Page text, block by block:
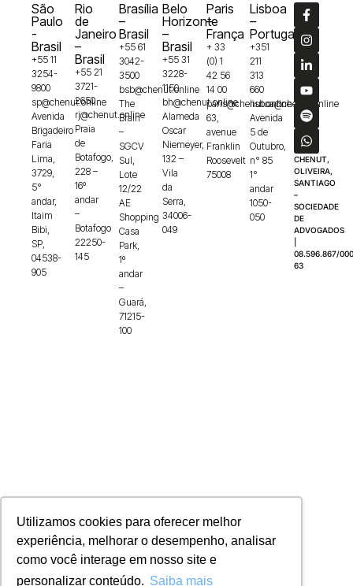
Utilizamos cookies para oferecer melhor
experiência, melhorar o desempenho, analisar
como você interage em nosso site e
personalizar conteúdo. Saiba mais
São
Paulo
-
Brasil
+55 11
3254-
9800
sp@chenut.online
Avenida
Brigadeiro
Faria
Lima,
3729,
5°
andar,
Itaim
Bibi,
SP,
04538-
905
Rio
de
Janeiro
–
Brasil
+55 21
3721-
2650
rj@chenut.online
Praia
de
Botafogo,
228 –
16º
andar
–
Botafogo
22250-
145
Brasília
–
Brasil
+55 61
3042-
3500
bsb@chenut.online
The
Brain
–
SGCV
Sul,
Lote
12/22
AE
Shopping
Casa
Park,
1º
andar
–
Guará,
71215-
100
Belo
Horizonte
–
Brasil
+55 31
3228-
1150
bh@chenut.online
Alameda
Oscar
Niemeyer,
132 –
Vila
da
Serra,
34006-
049
Paris
–
França
+ 33
(0) 1
42 56
14 00
paris@chenut.online
63,
avenue
Franklin
Roosevelt
75008
Lisboa
–
Portugal
+351
211
313
660
lisboa@chenut.online
Avenida
5 de
Outubro,
n° 85
1°
andar
1050-
050
CHENUT,
OLIVEIRA,
SANTIAGO
–
SOCIEDADE
DE
ADVOGADOS
08.596.867/
63